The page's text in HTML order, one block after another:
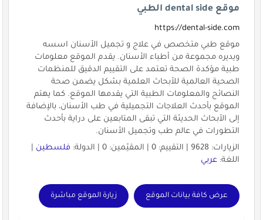
موقع dental side الطبي
https://dental-side.com
موقع طبي متخصص في علاج و تجميل الأسنان اسسه
ويديره مجموعة من أطباء الأسنان. يقدم الموقع معلومات
طبية مؤكدة الصحة تعتمد على التقييم الدقيق للمنظمات
الصحية العالمية للأبحاث العلمية بشكل يضمن صحة
النصائح والمعلومات الطبية التي يقدمها الموقع. كما يهتم
الموقع بأحدث العلاجات التجميلية في طب الأسنان، بالإضافة
إلى الأبحاث الحديثة التي تبقى المتابعين على دراية بأحدث
التطورات في عالم طب وتجميل الأسنان.
الزيارات: 9628 | التقييم: 0 | المقيّمين: 0 | الدولة:
فلسطين|
اللغة: عربي
عرض كافة بيانات الموقع زيارة الموقع مباشرة